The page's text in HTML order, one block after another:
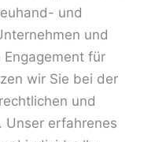
und
und
für
wir Sie bei der
und
Unser erfahrenes